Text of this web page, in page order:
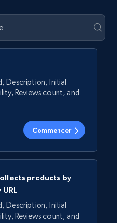
Description, Initial
Reviews count, and
Commencer
products by
Description, Initial
Reviews count, and